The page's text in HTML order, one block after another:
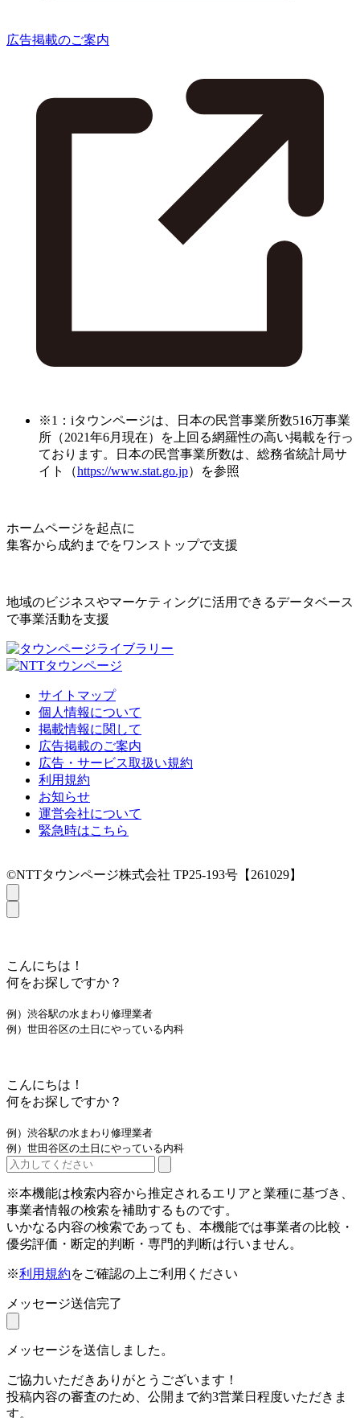
広告掲載のご案内
※1：iタウンページは、日本の民営事業所数516万事業
所（2021年6月現在）を上回る網羅性の高い掲載を行っ
ております。日本の民営事業所数は、総務省統計局サ
イト（https://www.stat.go.jp）を参照
ホームページを起点に
集客から成約までをワンストップで支援
地域のビジネスやマーケティングに活用できるデータベース
で事業活動を支援
サイトマップ
個人情報について
掲載情報に関して
広告掲載のご案内
広告・サービス取扱い規約
利用規約
お知らせ
運営会社について
緊急時はこちら
©NTTタウンページ株式会社 TP25-193号【261029】
こんにちは！
何をお探しですか？
例）渋谷駅の水まわり修理業者
例）世田谷区の土日にやっている内科
こんにちは！
何をお探しですか？
例）渋谷駅の水まわり修理業者
例）世田谷区の土日にやっている内科
※本機能は検索内容から推定されるエリアと業種に基づき、
事業者情報の検索を補助するものです。
いかなる内容の検索であっても、本機能では事業者の比較・
優劣評価・断定的判断・専門的判断は行いません。
※利用規約をご確認の上ご利用ください
メッセージ送信完了
メッセージを送信しました。
ご協力いただきありがとうございます！
投稿内容の審査のため、公開まで約3営業日程度いただきま
す。